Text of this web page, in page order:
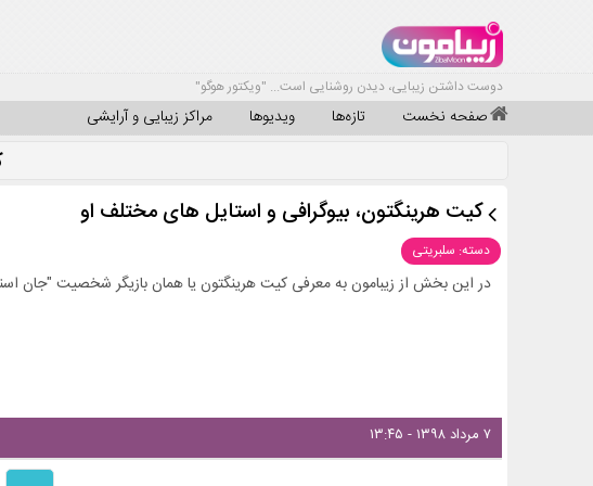
دوست داشتن زیبایی، دیدن روشنایی است... "ویکتور هوگو"
صفحه نخست تازه‌ها ویدیوها مراکز زیبایی و آرایشی
کیت هرینگتون، بیوگرافی و استایل های مختلف او
دسته: سلبریتی
در این بخش از زیبامون به معرفی کیت هرینگتون یا همان بازیگر شخصیت "جان
۷ مرداد ۱۳۹۸ - ۱۳:۴۵